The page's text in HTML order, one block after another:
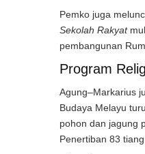
Pemko juga
Sekolah Rakyat
pembangunan
Program
Agung–Markarius
Budaya Melayu
pohon dan jagung
Penertiban 83